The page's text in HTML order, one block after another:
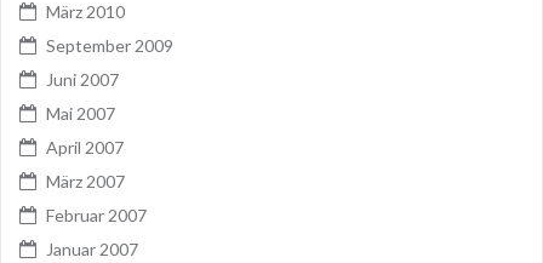
März 2010
September 2009
Juni 2007
Mai 2007
April 2007
März 2007
Februar 2007
Januar 2007